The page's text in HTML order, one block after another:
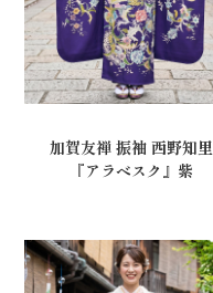
加賀友禅 振袖 西野知里
『アラベスク』紫